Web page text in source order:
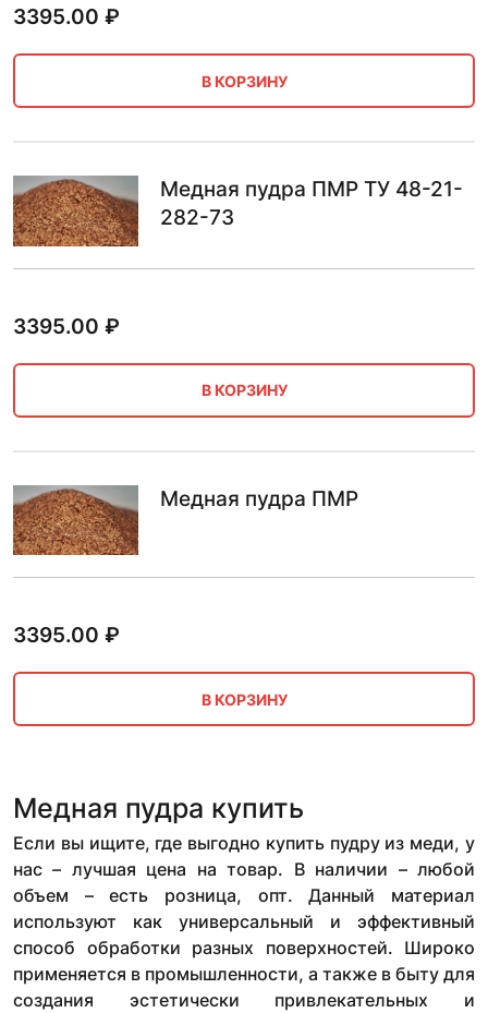
3395.00 ₽
В КОРЗИНУ
Медная пудра ПМР ТУ 48-21-
282-73
3395.00 ₽
В КОРЗИНУ
Медная пудра ПМР
3395.00 ₽
В КОРЗИНУ
Медная пудра купить
Если вы ищите, где выгодно купить пудру из меди, у
нас – лучшая цена на товар. В наличии – любой
объем – есть розница, опт. Данный материал
используют как универсальный и эффективный
способ обработки разных поверхностей. Широко
применяется в промышленности, а также в быту для
создания эстетически привлекательных и